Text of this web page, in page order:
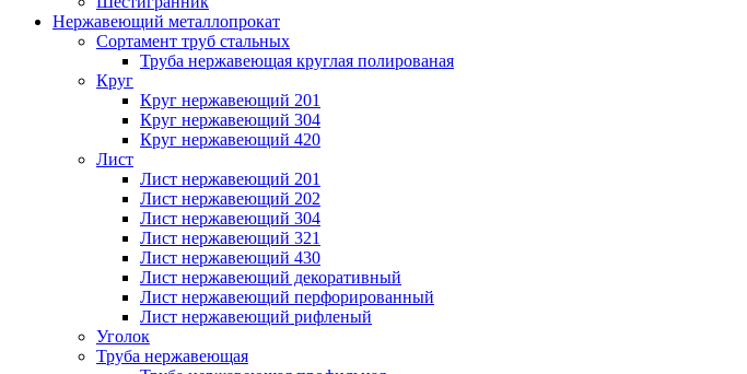
Нержавеющий металлопрокат
Сортамент труб стальных
Труба нержавеющая круглая полированая
Круг
Круг нержавеющий 201
Круг нержавеющий 304
Круг нержавеющий 420
Лист
Лист нержавеющий 201
Лист нержавеющий 202
Лист нержавеющий 304
Лист нержавеющий 321
Лист нержавеющий 430
Лист нержавеющий декоративный
Лист нержавеющий перфорированный
Лист нержавеющий рифленый
Уголок
Труба нержавеющая